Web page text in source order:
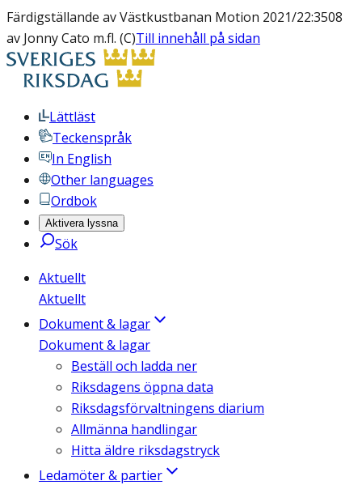
Färdigställande av Västkustbanan Motion 2021/22:3508
av Jonny Cato m.fl. (C)Till innehåll på sidan
Lättläst
Teckenspråk
In English
Other languages
Ordbok
Aktivera lyssna
Sök
Aktuellt
Aktuellt
Dokument & lagar
Dokument & lagar
Beställ och ladda ner
Riksdagens öppna data
Riksdagsförvaltningens diarium
Allmänna handlingar
Hitta äldre riksdagstryck
Ledamöter & partier